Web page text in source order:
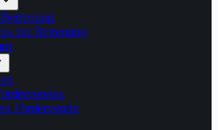
der Betreuung
Förderverein